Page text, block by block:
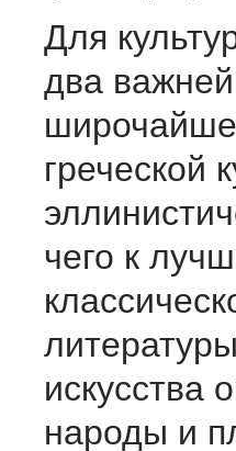
Для
два
греческой
чего к
искусства
народы и